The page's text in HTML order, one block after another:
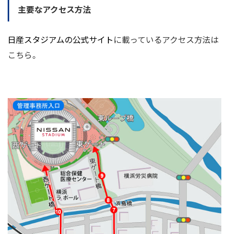
主要なアクセス方法
日産スタジアムの公式サイトに載っているアクセス方法は
こちら。